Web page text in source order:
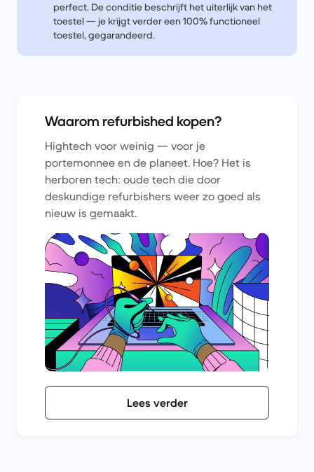
perfect. De conditie beschrijft het uiterlijk van het
toestel — je krijgt verder een 100% functioneel
toestel, gegarandeerd.
Waarom refurbished kopen?
Hightech voor weinig — voor je
portemonnee en de planeet. Hoe? Het is
herboren tech: oude tech die door
deskundige refurbishers weer zo goed als
nieuw is gemaakt.
Lees verder